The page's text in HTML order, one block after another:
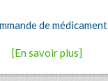
de médicament
[En savoir plus]